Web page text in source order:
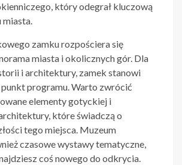
który odegrał kluczową
miasta.
zamku rozpościera się
miasta i okolicznych gór. Dla
i architektury, zamek stanowi
programu. Warto zwrócić
elementy gotyckiej i
które świadczą o
tego miejsca. Muzeum
czasowe wystawy tematyczne,
coś nowego do odkrycia.